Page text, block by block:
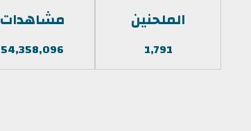
الملحنين
1,791
مشاهدات
54,358,096